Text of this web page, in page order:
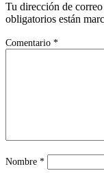
Tu dirección de
obligatorios están
Comentario *
Nombre *